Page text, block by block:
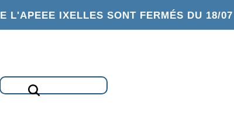
L'APEEE IXELLES SONT FERMÉS DU 18/
Rechercher